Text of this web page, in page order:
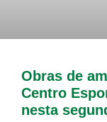
Obras de
Centro
nesta